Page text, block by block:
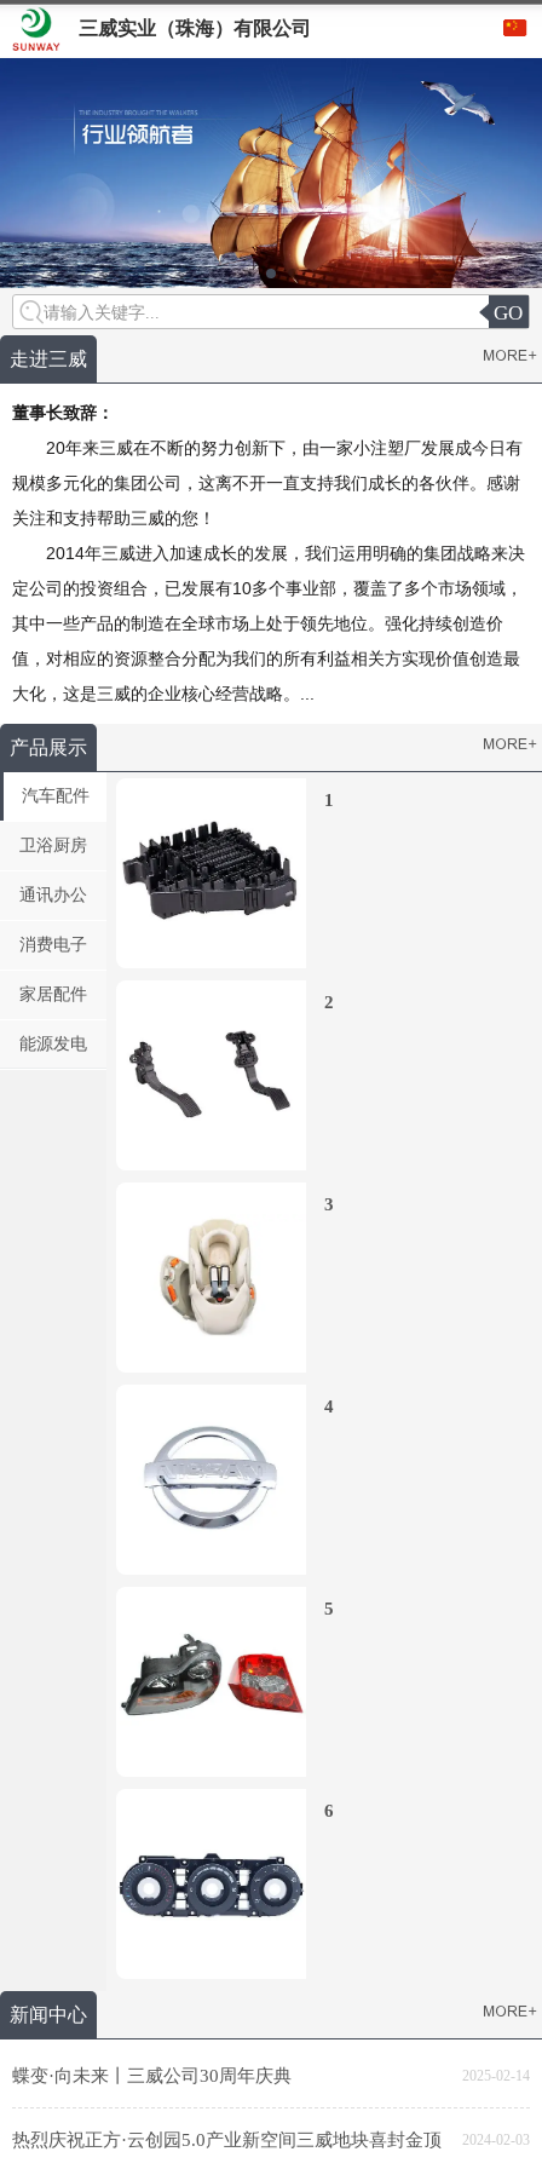
三威实业（珠海）有限公司
GO
请输入关键字...
走进三威
董事长致辞：
20年来三威在不断的努力创新下，由一家小注塑厂发展成今日有
规模多元化的集团公司，这离不开一直支持我们成长的各伙伴。感谢
关注和支持帮助三威的您！
2014年三威进入加速成长的发展，我们运用明确的集团战略来决
定公司的投资组合，已发展有10多个事业部，覆盖了多个市场领域，
其中一些产品的制造在全球市场上处于领先地位。强化持续创造价
值，对相应的资源整合分配为我们的所有利益相关方实现价值创造最
大化，这是三威的企业核心经营战略。...
产品展示
汽车配件
卫浴厨房
通讯办公
消费电子
家居配件
能源发电
1
2
3
4
5
6
新闻中心
蝶变·向未来丨三威公司30周年庆典 2025-02-14
热烈庆祝正方·云创园5.0产业新空间三威地块喜封金顶 2024-02-03